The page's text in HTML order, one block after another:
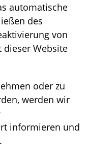
automatische
des
von
dieser Website
oder zu
werden wir
informieren und